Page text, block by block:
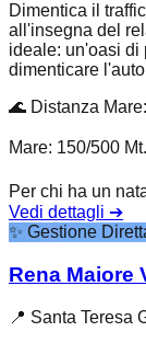
Dimentica il
all'insegna del
ideale: un'oasi di
dimenticare
🌊 Distanza Mare:
Mare: 150/500 Mt.
Per chi ha un
Vedi dettagli ➔
✨ Gestione
Rena Maiore
📍 Santa Teresa